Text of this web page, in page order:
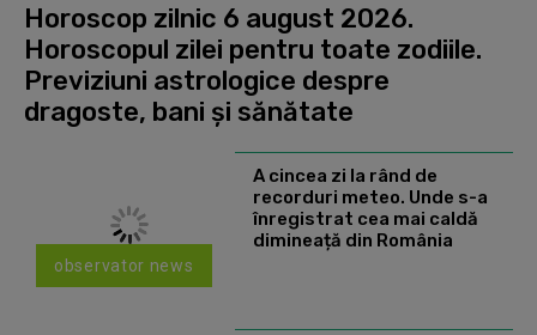
Horoscop zilnic 6 august 2026.
Horoscopul zilei pentru toate zodiile.
Previziuni astrologice despre
dragoste, bani și sănătate
observator news
A cincea zi la rând de
recorduri meteo. Unde s-a
înregistrat cea mai caldă
dimineață din România